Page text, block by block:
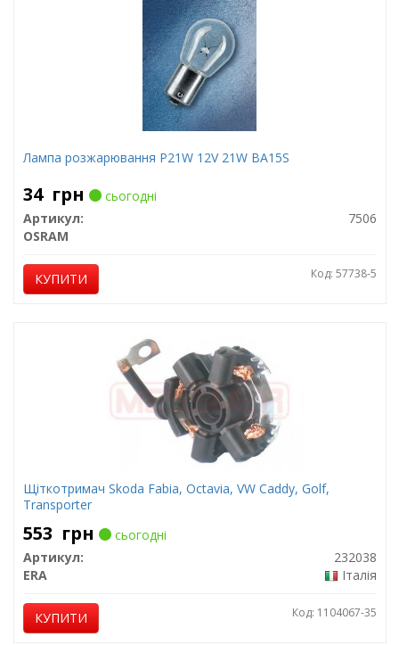
Лампа розжарювання P21W 12V 21W BA15S
34 грн
сьогодні
Артикул:
7506
OSRAM
КУПИТИ Код: 57738-5
Щіткотримач Skoda Fabia, Octavia, VW Caddy, Golf,
Transporter
553 грн
сьогодні
Артикул:
232038
ERA
Італія
КУПИТИ Код: 1104067-35